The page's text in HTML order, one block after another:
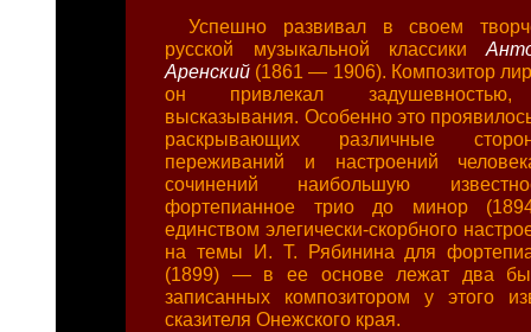
Успешно развивал в своем
русской музыкальной классики
Аренский (1861 — 1906). Композитор
он привлекал задушевностью,
высказывания. Особенно это
раскрывающих различные
переживаний и настроений
сочинений наибольшую
фортепианное трио до минор
единством элегически-скорбного
на темы И. Т. Рябинина для
(1899) — в ее основе лежат два
записанных композитором у этого
сказителя Онежского края.